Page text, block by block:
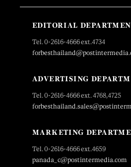
EDITORIAL
Tel. 0-2616-4666 ext.4734
ADVERTISING
Tel. 0-2616-4666 ext. 4768,4725
MARKETING
Tel. 0-2616-4666 ext.4659
panada_c@postintermedia.com